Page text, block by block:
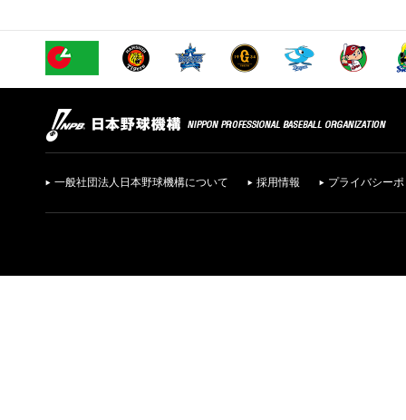
一般社団法人日本野球機構について 採用情報 プライバシー